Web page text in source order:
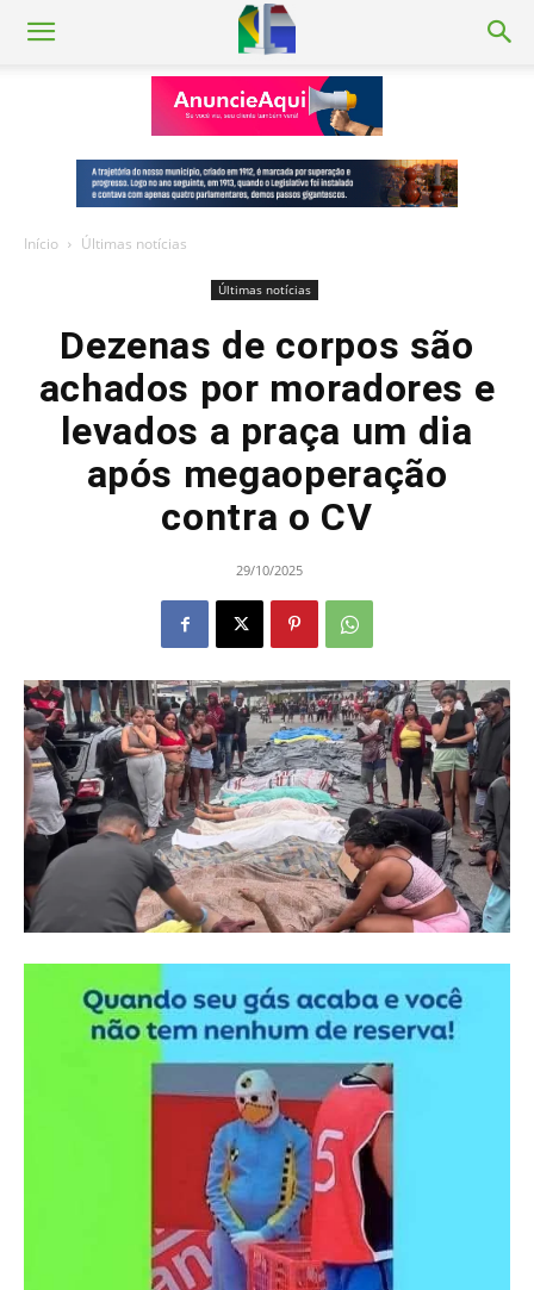
Início Últimas notícias
Últimas notícias
Dezenas de corpos são
achados por moradores e
levados a praça um dia
após megaoperação
contra o CV
29/10/2025